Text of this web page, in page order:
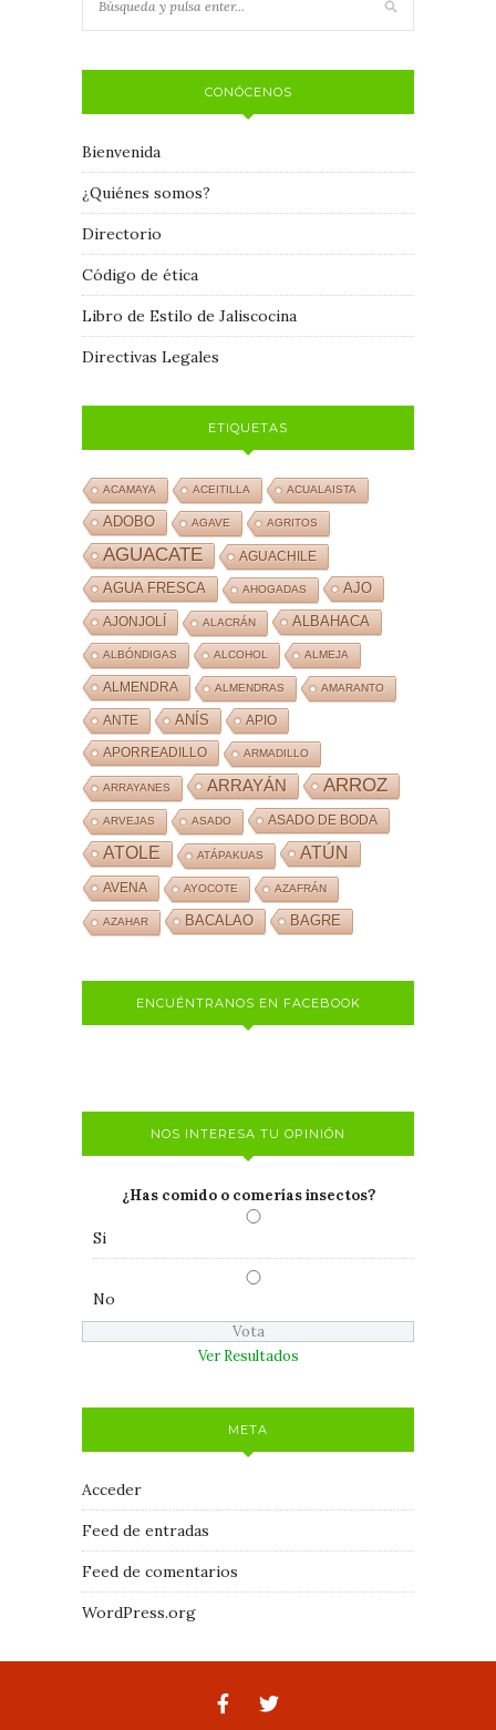
CONÓCENOS
Bienvenida
¿Quiénes somos?
Directorio
Código de ética
Libro de Estilo de Jaliscocina
Directivas Legales
ETIQUETAS
ACAMAYA ACEITILLA ACUALAISTA
ADOBO AGAVE AGRITOS
AGUACATE AGUACHILE
AGUA FRESCA AHOGADAS AJO
AJONJOLÍ ALACRÁN ALBAHACA
ALBÓNDIGAS ALCOHOL ALMEJA
ALMENDRA ALMENDRAS AMARANTO
ANTE ANÍS APIO
APORREADILLO ARMADILLO
ARRAYANES ARRAYÁN ARROZ
ARVEJAS ASADO ASADO DE BODA
ATOLE ATÁPAKUAS ATÚN
AVENA AYOCOTE AZAFRÁN
AZAHAR BACALAO BAGRE
ENCUÉNTRANOS EN FACEBOOK
NOS INTERESA TU OPINIÓN
¿Has comido o comerías insectos?
Si
No
Ver Resultados
META
Acceder
Feed de entradas
Feed de comentarios
WordPress.org